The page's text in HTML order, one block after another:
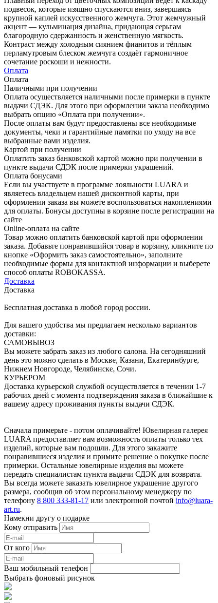
подвесок, которые изящно спускаются вниз, завершаясь
крупной каплей искусственного жемчуга. Этот жемчужный
акцент — кульминация дизайна, придающая серьгам
благородную сдержанность и женственную мягкость.
Контраст между холодным сиянием фианитов и тёплым
перламутровым блеском жемчуга создаёт гармоничное
сочетание роскоши и нежности.
Оплата
Оплата
Наличными при получении
Оплата осуществляется наличными после примерки в пункте
выдачи СДЭК. Для этого при оформлении заказа необходимо
выбрать опцию «Оплата при получении».
После оплаты вам будут предоставлены все необходимые
документы, чеки и гарантийные памятки по уходу на все
выбранные вами изделия.
Картой при получении
Оплатить заказ банковской картой можно при получении в
пункте выдачи СДЭК после примерки украшений.
Оплата бонусами
Если вы участвуете в программе лояльности LUARA и
являетесь владельцем нашей дисконтной карты, при
оформлении заказа вы можете воспользоваться накоплениями
для оплаты. Бонусы доступны в корзине после регистрации на
сайте
Online-оплата на сайте
Товар можно оплатить банковской картой при оформлении
заказа. Добавьте понравившийся товар в корзину, кликните по
кнопке «Оформить заказ самостоятельно», заполните
необходимые формы для контактной информации и выберете
способ оплаты ROBOKASSA.
Доставка
Доставка
Бесплатная доставка в любой город россии.
Для вашего удобства мы предлагаем несколько вариантов
доставки:
САМОВЫВОЗ
Вы можете забрать заказ из любого салона. На сегодняшний
день это можно сделать в Москве, Казани, Екатеринбурге,
Нижнем Новгороде, Челябинске, Сочи.
КУРЬЕРОМ
Доставка курьерской службой осуществляется в течении 1-7
рабочих дней с момента подтверждения заказа в ближайшие к
вашему адресу проживания пункты выдачи СДЭК.
Сначала примерьте - потом оплачивайте! Ювелирная галерея
LUARA предоставляет вам возможность оплаты только тех
изделий, которые вам подошли. Для этого закажите
понравившиеся изделия и примите решение о покупке после
примерки. Остальные ювелирные изделия вы можете
передать специалистам пункта выдачи СДЭК для возврата.
Вы всегда можете заказать ювелирное украшение другого
размера, сообщив об этом персональному менеджеру по
телефону 8 800 333-81-17 или электронной почтой info@luara-
art.ru.
Намекни другу о подарке
Кому отправить
От кого
Ваш мобильный телефон
Выбрать фоновый рисунок